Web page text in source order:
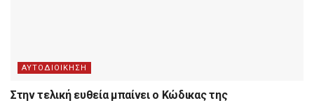
ΑΥΤΟΔΙΟΙΚΗΣΗ
Στην τελική ευθεία μπαίνει ο Κώδικας της